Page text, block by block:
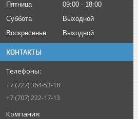
Пятница
09:00
18:00
Суббота
Выходной
Воскресенье
Выходной
КОНТАКТЫ
+7 (727) 364-53-18
+7 (707) 222-17-13